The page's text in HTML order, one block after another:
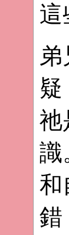
這
疑
祂
識
和
錯